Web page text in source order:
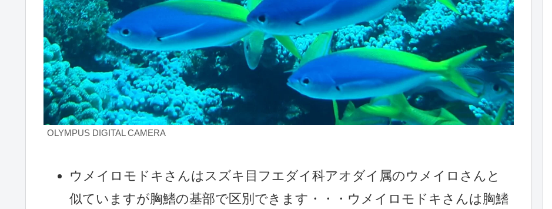
OLYMPUS DIGITAL CAMERA
ウメイロモドキさんはスズキ目フエダイ科アオダイ属のウメイロさんと
似ていますが胸鰭の基部で区別できます・・・ウメイロモドキさんは胸鰭